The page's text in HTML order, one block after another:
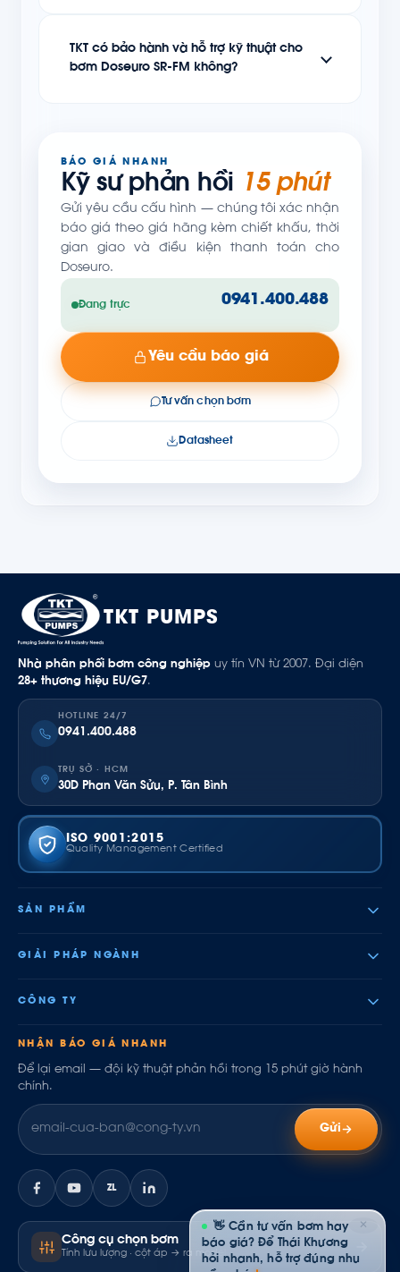
TKT có bảo hành và hỗ trợ kỹ thuật cho
bơm Doseuro SR-FM không?
BÁO GIÁ NHANH
Kỹ sư phản hồi 15 phút
Gửi yêu cầu cấu hình — chúng tôi xác nhận
báo giá theo giá hãng kèm chiết khấu, thời
gian giao và điều kiện thanh toán cho
Doseuro.
Đang trực 0941.400.488
Yêu cầu báo giá
Tư vấn chọn bơm
Datasheet
TKT PUMPS
Nhà phân phối bơm công nghiệp uy tín VN từ 2007. Đại diện
28+ thương hiệu EU/G7.
HOTLINE 24/7
0941.400.488
TRỤ SỞ · HCM
30D Phan Văn Sửu, P. Tân Bình
ISO 9001:2015
Quality Management Certified
SẢN PHẨM
GIẢI PHÁP NGÀNH
CÔNG TY
NHẬN BÁO GIÁ NHANH
Để lại email — đội kỹ thuật phản hồi trong 15 phút giờ hành
chính.
Gửi
ZL
Công cụ chọn bơm
Tính lưu lượng · cột áp → ra model
✕
👋 Cần tư vấn bơm hay
báo giá? Để Thái Khương
hỏi nhanh, hỗ trợ đúng nhu